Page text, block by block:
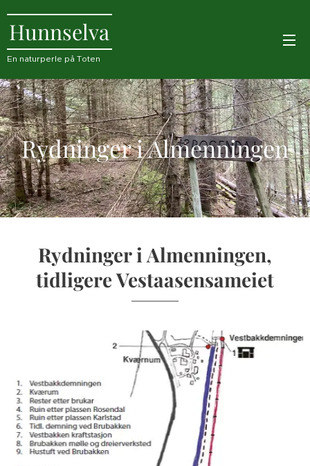
Hunnselva
En naturperle på Toten
Rydninger i Almenningen
Rydninger i Almenningen,
tidligere Vestaasensameiet